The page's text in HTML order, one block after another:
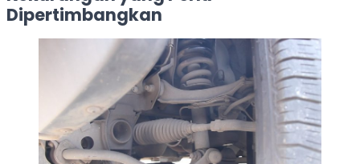
Dipertimbangkan